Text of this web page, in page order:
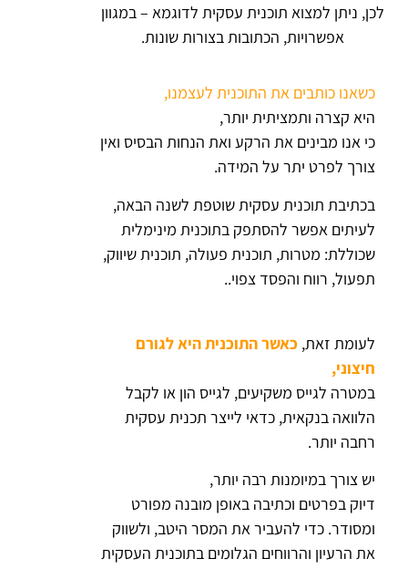
לכן, ניתן למצוא תוכנית עסקית לדוגמא – במגוון
אפשרויות, הכתובות בצורות שונות.
כשאנו כותבים את התוכנית לעצמנו,
היא קצרה ותמציתית יותר,
כי אנו מבינים את הרקע ואת הנחות הבסיס ואין
צורך לפרט יתר על המידה.
בכתיבת תוכנית עסקית שוטפת לשנה הבאה,
לעיתים אפשר להסתפק בתוכנית מינימלית
שכוללת: מטרות, תוכנית פעולה, תוכנית שיווק,
תפעול, רווח והפסד צפוי..
לעומת זאת, כאשר התוכנית היא לגורם
חיצוני,
במטרה לגייס משקיעים, לגייס הון או לקבל
הלוואה בנקאית, כדאי לייצר תכנית עסקית
רחבה יותר.
יש צורך במיומנות רבה יותר,
דיוק בפרטים וכתיבה באופן מובנה מפורט
ומסודר. כדי להעביר את המסר היטב, ולשווק
את הרעיון והרווחים הגלומים בתוכנית העסקית